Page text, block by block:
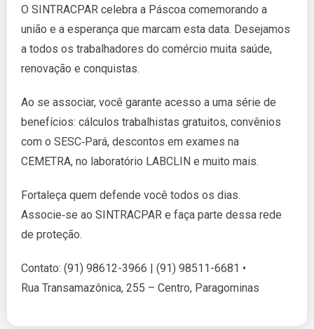
O SINTRACPAR celebra a Páscoa comemorando a
união e a esperança que marcam esta data. Desejamos
a todos os trabalhadores do comércio muita saúde,
renovação e conquistas.
Ao se associar, você garante acesso a uma série de
benefícios: cálculos trabalhistas gratuitos, convênios
com o SESC‑Pará, descontos em exames na
CEMETRA, no laboratório LABCLIN e muito mais.
Fortaleça quem defende você todos os dias.
Associe‑se ao SINTRACPAR e faça parte dessa rede
de proteção.
Contato: (91) 98612-3966 | (91) 98511-6681 •
Rua Transamazônica, 255 – Centro, Paragominas